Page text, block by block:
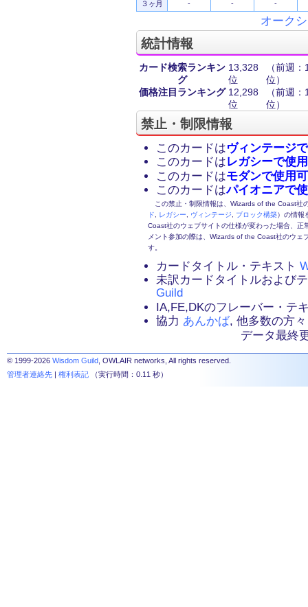
３ヶ月
- - -
オーク
統計情報
カード検索ランキン
グ
13,328
位
（前週
位）
価格注目ランキング 12,298
位
（前週
位）
禁止・制限情報
このカードはヴィンテージ
このカードはレガシーで使
このカードはモダンで使用
このカードはパイオニアで
この禁止・制限情報は、Wizards of the Coast社
ド
レガシー ヴィンテージ ブロック構築）の情報
Coast社のウェブサイトの仕様が変わった場合、
メント参加の際は、Wizards of the Coast社のウェ
す。
カードタイトル・テキスト
未訳カードタイトルおよび
Guild
IA,FE,DKのフレーバー・テ
協力 あんかば, 他多数の方々
データ最終
© 1999-2026 Wisdom Guild , OWLAIR networks, All rights reserved.
管理者連絡先 | 権利表記 （実行時間：0.11 秒）